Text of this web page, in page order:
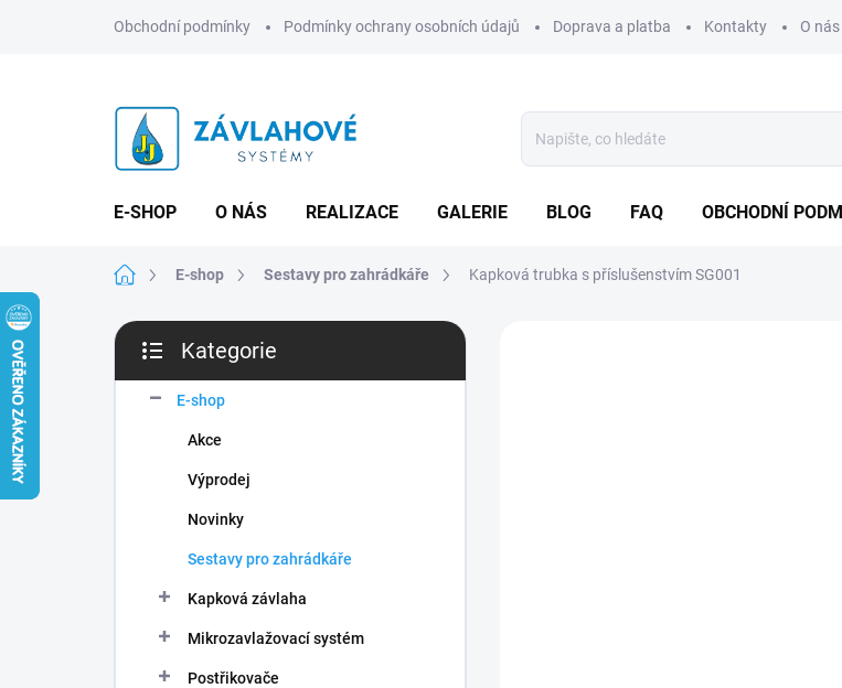
Obchodní podmínky Podmínky ochrany osobních údajů Doprava a platba Kontakty O nás
E-SHOP O NÁS REALIZACE GALERIE BLOG FAQ OBCHODNÍ
Domů E-shop Sestavy pro zahrádkáře Kapková trubka s příslušenstvím SG001
P
s
kategorie
Kategorie
E-shop
Akce
Výprodej
Novinky
Sestavy pro zahrádkáře
Kapková závlaha
Mikrozavlažovací systém
Postřikovače